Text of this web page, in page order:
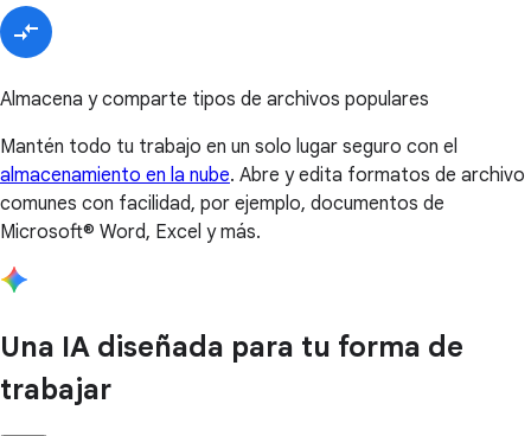
Almacena y comparte tipos de archivos populares
Mantén todo tu trabajo en un solo lugar seguro con el
almacenamiento en la nube. Abre y edita formatos de archivo
comunes con facilidad, por ejemplo, documentos de
Microsoft® Word, Excel y más.
Una IA diseñada para tu forma de
trabajar